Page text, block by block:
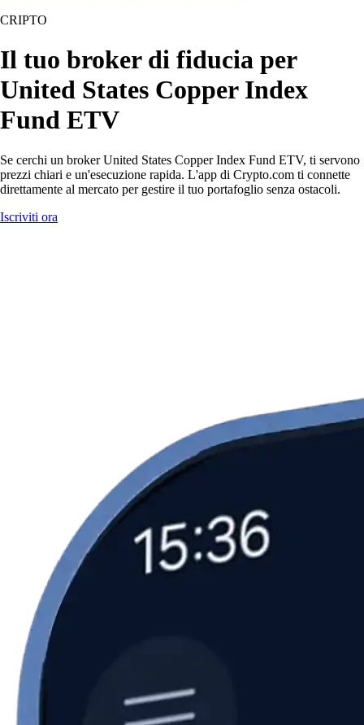
CRIPTO
Il tuo broker di fiducia per
United States Copper Index
Fund ETV
Se cerchi un broker United States Copper Index Fund ETV, ti servono
prezzi chiari e un'esecuzione rapida. L'app di Crypto.com ti connette
direttamente al mercato per gestire il tuo portafoglio senza ostacoli.
Iscriviti ora